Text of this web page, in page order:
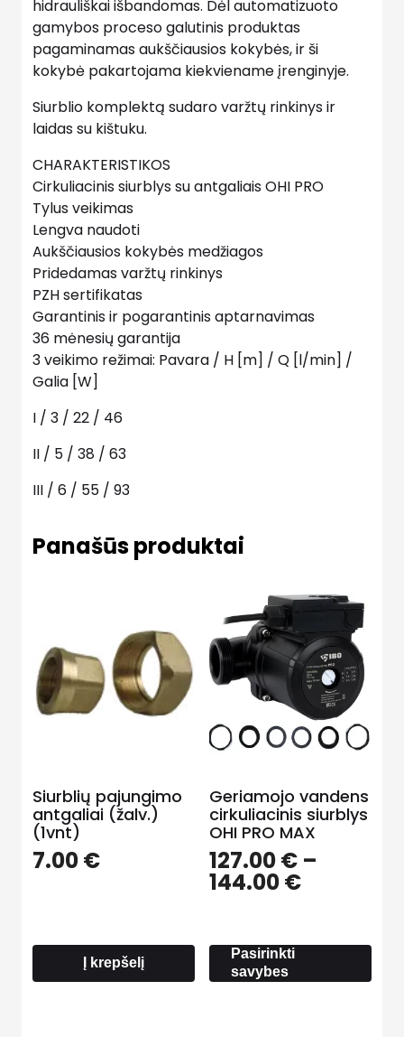
hidrauliškai išbandomas. Dėl automatizuoto
gamybos proceso galutinis produktas
pagaminamas aukščiausios kokybės, ir ši
kokybė pakartojama kiekviename įrenginyje.
Siurblio komplektą sudaro varžtų rinkinys ir
laidas su kištuku.
CHARAKTERISTIKOS
Cirkuliacinis siurblys su antgaliais OHI PRO
Tylus veikimas
Lengva naudoti
Aukščiausios kokybės medžiagos
Pridedamas varžtų rinkinys
PZH sertifikatas
Garantinis ir pogarantinis aptarnavimas
36 mėnesių garantija
3 veikimo režimai: Pavara / H [m] / Q [l/min] /
Galia [W]
I / 3 / 22 / 46
II / 5 / 38 / 63
III / 6 / 55 / 93
Panašūs produktai
Siurblių pajungimo
antgaliai (žalv.)
(1vnt)
7.00€
Į krepšelį
Geriamojo vandens
cirkuliacinis siurblys
OHI PRO MAX
127.00€ –
144.00€Price
through
Pasirinkti
savybes